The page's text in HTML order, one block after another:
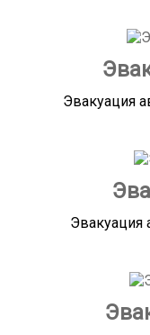
Эвакуация
Эвакуация